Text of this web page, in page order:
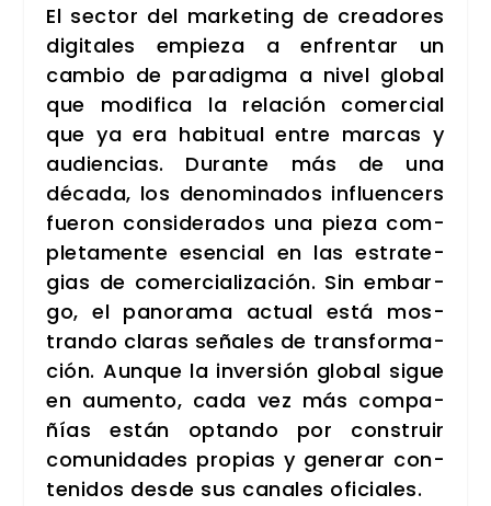
El sec­tor del mar­ke­ting de crea­do­res
digi­ta­les empie­za a enfren­tar un
cam­bio de para­dig­ma a nivel glo­bal
que modi­fi­ca la rela­ción comer­cial
que ya era habi­tual entre mar­cas y
audien­cias. Duran­te más de una
déca­da, los deno­mi­na­dos influen­cers
fue­ron con­si­de­ra­dos una pie­za com­
ple­ta­men­te esen­cial en las estra­te­
gias de comer­cia­li­za­ción. Sin embar­
go, el pano­ra­ma actual está mos­
tran­do cla­ras seña­les de trans­for­ma­
ción. Aun­que la inver­sión glo­bal sigue
en aumen­to, cada vez más com­pa­
ñías están optan­do por cons­truir
comu­ni­da­des pro­pias y gene­rar con­
te­ni­dos des­de sus cana­les ofi­cia­les.